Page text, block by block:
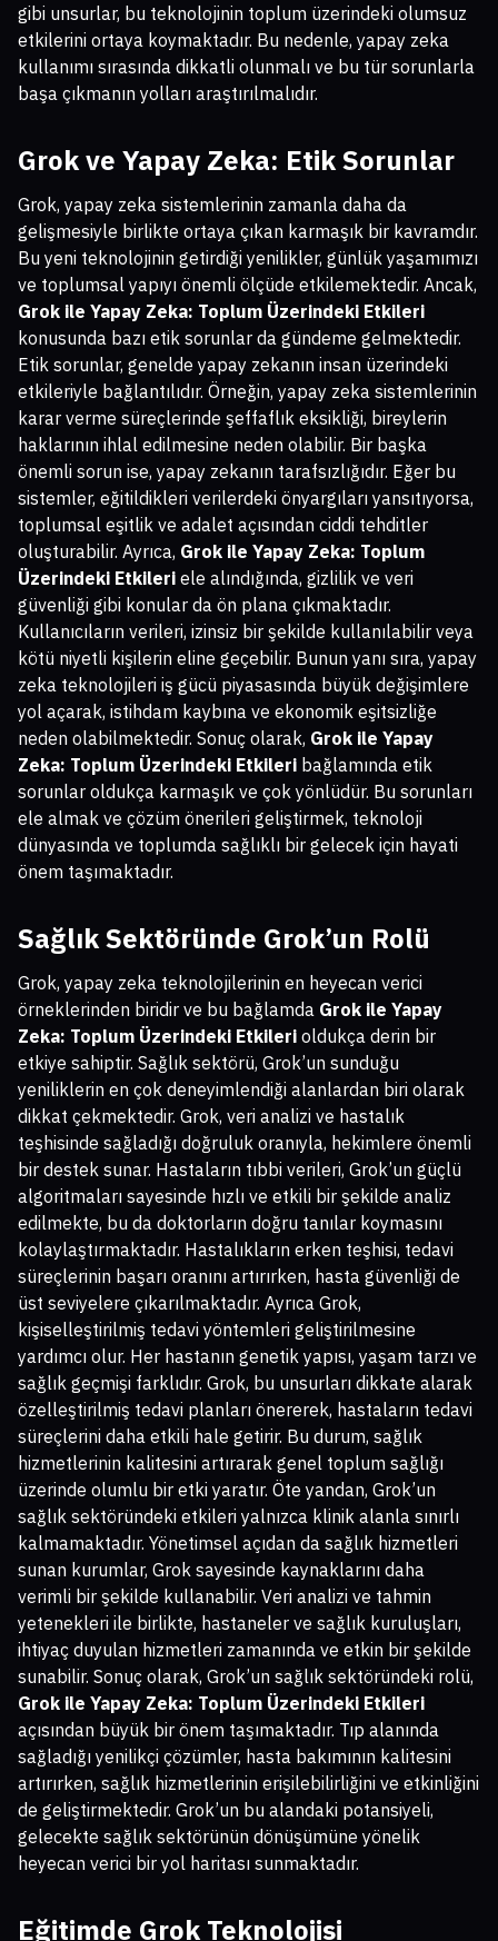
gibi unsurlar, bu teknolojinin toplum üzerindeki olumsuz
etkilerini ortaya koymaktadır. Bu nedenle, yapay zeka
kullanımı sırasında dikkatli olunmalı ve bu tür sorunlarla
başa çıkmanın yolları araştırılmalıdır.
Grok ve Yapay Zeka: Etik Sorunlar
Grok, yapay zeka sistemlerinin zamanla daha da
gelişmesiyle birlikte ortaya çıkan karmaşık bir kavramdır.
Bu yeni teknolojinin getirdiği yenilikler, günlük yaşamımızı
ve toplumsal yapıyı önemli ölçüde etkilemektedir. Ancak,
Grok ile Yapay Zeka: Toplum Üzerindeki Etkileri
konusunda bazı etik sorunlar da gündeme gelmektedir.
Etik sorunlar, genelde yapay zekanın insan üzerindeki
etkileriyle bağlantılıdır. Örneğin, yapay zeka sistemlerinin
karar verme süreçlerinde şeffaflık eksikliği, bireylerin
haklarının ihlal edilmesine neden olabilir. Bir başka
önemli sorun ise, yapay zekanın tarafsızlığıdır. Eğer bu
sistemler, eğitildikleri verilerdeki önyargıları yansıtıyorsa,
toplumsal eşitlik ve adalet açısından ciddi tehditler
oluşturabilir. Ayrıca, Grok ile Yapay Zeka: Toplum
Üzerindeki Etkileri ele alındığında, gizlilik ve veri
güvenliği gibi konular da ön plana çıkmaktadır.
Kullanıcıların verileri, izinsiz bir şekilde kullanılabilir veya
kötü niyetli kişilerin eline geçebilir. Bunun yanı sıra, yapay
zeka teknolojileri iş gücü piyasasında büyük değişimlere
yol açarak, istihdam kaybına ve ekonomik eşitsizliğe
neden olabilmektedir. Sonuç olarak, Grok ile Yapay
Zeka: Toplum Üzerindeki Etkileri bağlamında etik
sorunlar oldukça karmaşık ve çok yönlüdür. Bu sorunları
ele almak ve çözüm önerileri geliştirmek, teknoloji
dünyasında ve toplumda sağlıklı bir gelecek için hayati
önem taşımaktadır.
Sağlık Sektöründe Grok’un Rolü
Grok, yapay zeka teknolojilerinin en heyecan verici
örneklerinden biridir ve bu bağlamda Grok ile Yapay
Zeka: Toplum Üzerindeki Etkileri oldukça derin bir
etkiye sahiptir. Sağlık sektörü, Grok’un sunduğu
yeniliklerin en çok deneyimlendiği alanlardan biri olarak
dikkat çekmektedir. Grok, veri analizi ve hastalık
teşhisinde sağladığı doğruluk oranıyla, hekimlere önemli
bir destek sunar. Hastaların tıbbi verileri, Grok’un güçlü
algoritmaları sayesinde hızlı ve etkili bir şekilde analiz
edilmekte, bu da doktorların doğru tanılar koymasını
kolaylaştırmaktadır. Hastalıkların erken teşhisi, tedavi
süreçlerinin başarı oranını artırırken, hasta güvenliği de
üst seviyelere çıkarılmaktadır. Ayrıca Grok,
kişiselleştirilmiş tedavi yöntemleri geliştirilmesine
yardımcı olur. Her hastanın genetik yapısı, yaşam tarzı ve
sağlık geçmişi farklıdır. Grok, bu unsurları dikkate alarak
özelleştirilmiş tedavi planları önererek, hastaların tedavi
süreçlerini daha etkili hale getirir. Bu durum, sağlık
hizmetlerinin kalitesini artırarak genel toplum sağlığı
üzerinde olumlu bir etki yaratır. Öte yandan, Grok’un
sağlık sektöründeki etkileri yalnızca klinik alanla sınırlı
kalmamaktadır. Yönetimsel açıdan da sağlık hizmetleri
sunan kurumlar, Grok sayesinde kaynaklarını daha
verimli bir şekilde kullanabilir. Veri analizi ve tahmin
yetenekleri ile birlikte, hastaneler ve sağlık kuruluşları,
ihtiyaç duyulan hizmetleri zamanında ve etkin bir şekilde
sunabilir. Sonuç olarak, Grok’un sağlık sektöründeki rolü,
Grok ile Yapay Zeka: Toplum Üzerindeki Etkileri
açısından büyük bir önem taşımaktadır. Tıp alanında
sağladığı yenilikçi çözümler, hasta bakımının kalitesini
artırırken, sağlık hizmetlerinin erişilebilirliğini ve etkinliğini
de geliştirmektedir. Grok’un bu alandaki potansiyeli,
gelecekte sağlık sektörünün dönüşümüne yönelik
heyecan verici bir yol haritası sunmaktadır.
Eğitimde Grok Teknolojisi